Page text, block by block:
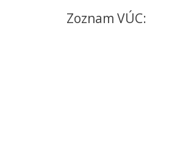
Zoznam VÚC: